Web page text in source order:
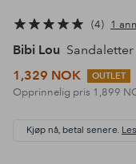
4 1
Bibi Lou
1,329 NOK
OUTLET
Opprinnelig pris 1,899
Kjøp nå, betal senere.